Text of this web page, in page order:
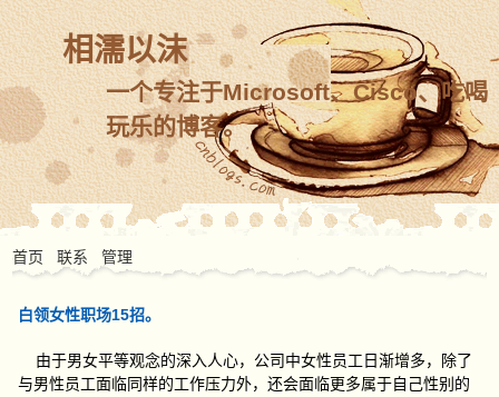
相濡以沫
一个专注于Microsoft、Cisco、吃喝
玩乐的博客。
首页 联系 管理
白领女性职场15招。
由于男女平等观念的深入人心，公司中女性员工日渐增多，除了
与男性员工面临同样的工作压力外，还会面临更多属于自己性别的